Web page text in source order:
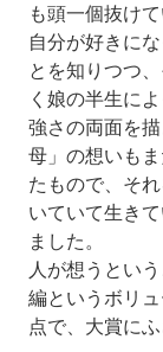
も頭一個抜け
自分が好きに
とを知りつつ
く娘の半生に
強さの両面を
母」の想いも
たもので、そ
いていて生き
ました。
人が想うとい
編というボリ
点で、大賞に